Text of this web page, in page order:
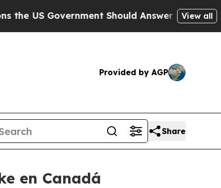
Government Should Answer About ItsView all
Provided by AGP
Share
en Canadá